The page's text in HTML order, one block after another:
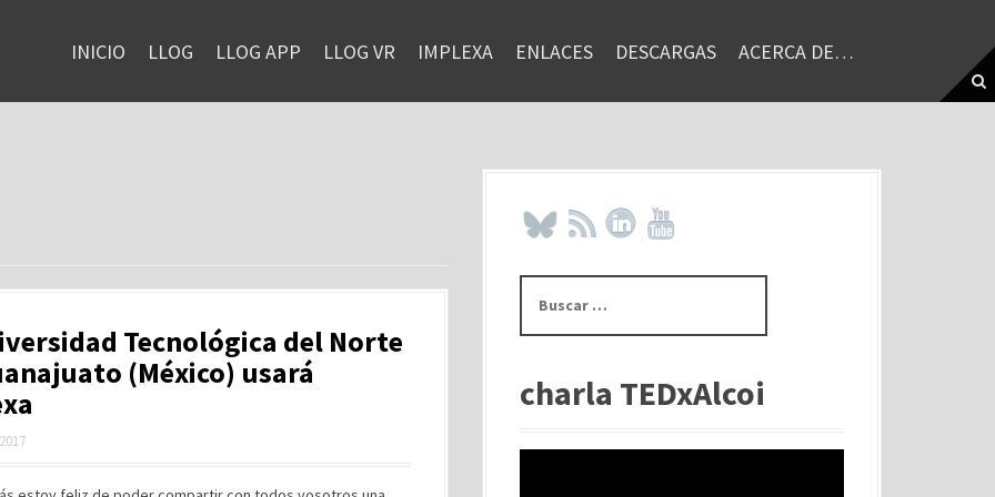
INICIO LLOG LLOG APP LLOG VR IMPLEXA ENLACES DESCARGAS ACERCA DE…
Tecnológica del Norte
(México) usará
s
rcharla TEDxAlcoi